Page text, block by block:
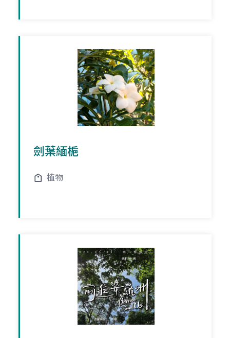
劍葉緬梔
植物